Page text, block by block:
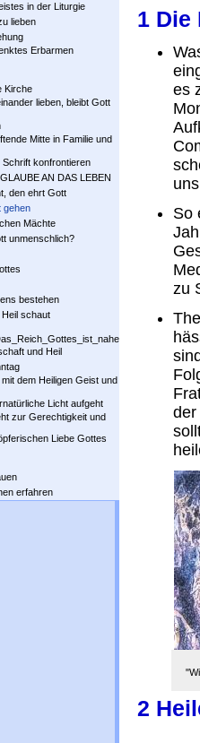
in der Liturgie
lieben
Erbarmen
Kirche
lieben, bleibt Gott
Mitte in Familie und
konfrontieren
AN DAS LEBEN
den ehrt Gott
gehen
Mächte
unmenschlich?
bestehen
schaut
und Heil
dem Heiligen Geist und
Licht aufgeht
zur Gerechtigkeit und
Liebe Gottes
erfahren
1 Die
es
So
zu
der
2